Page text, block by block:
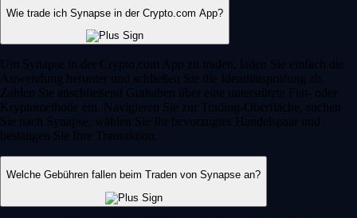
Wie trade ich Synapse in der Crypto.com App?
Um Synapse in der Crypto.com App zu traden, laden Sie einfach die
Anwendung herunter und schließen Sie die Identitätsprüfung ab.
Zahlen Sie anschließend Guthaben über eine unterstützte Fiat- oder
Kryptomethode ein. Navigieren Sie zur Trading-Oberfläche, suchen
Sie nach Synapse, wählen Sie Ihr bevorzugtes Handelspaar und
bestätigen Sie Ihre Transaktion.
Welche Gebühren fallen beim Traden von Synapse an?